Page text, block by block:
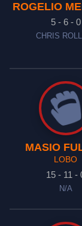
ROGELIO
5 - 6 - 0
CHRIS
MASIO
LOBO
15 - 11 -
N/A